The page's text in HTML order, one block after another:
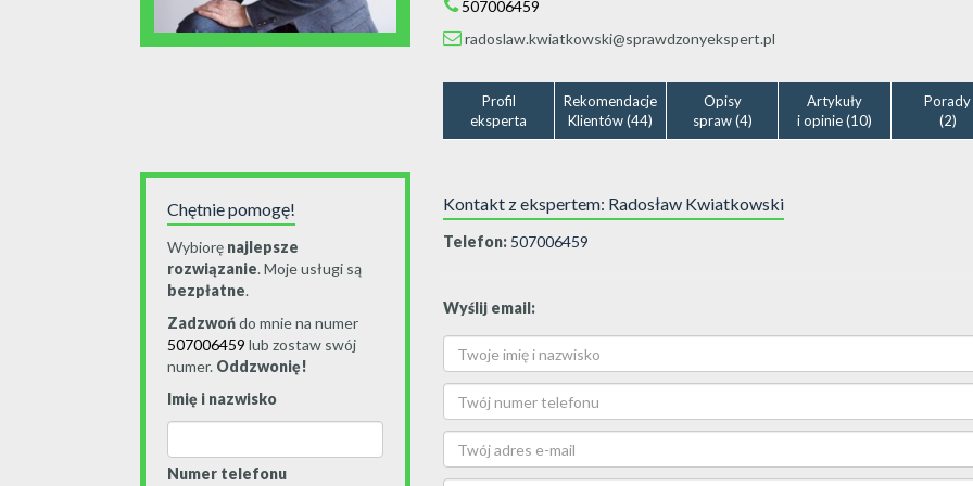
507006459
radoslaw.kwiatkowski@sprawdzonyekspert.pl
Profil
eksperta
Rekomendacje
Klientów (44)
Opisy
spraw (4)
Artykuły
i opinie (10)
Porady
(2)
Chętnie pomogę!
Wybiorę najlepsze
rozwiązanie. Moje usługi są
bezpłatne.
Zadzwońdo mnie na numer
507006459 lub zostaw swój
numer. Oddzwonię!
Imię i nazwisko
Numer telefonu
Kontakt z ekspertem: Radosław Kwiatkowski
Telefon: 507006459
Wyślij email: